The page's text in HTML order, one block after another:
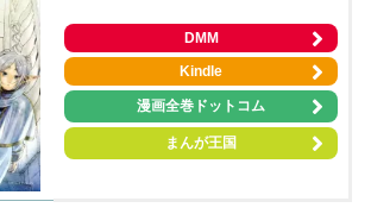
DMM
Kindle
漫画全巻ドットコム
まんが王国